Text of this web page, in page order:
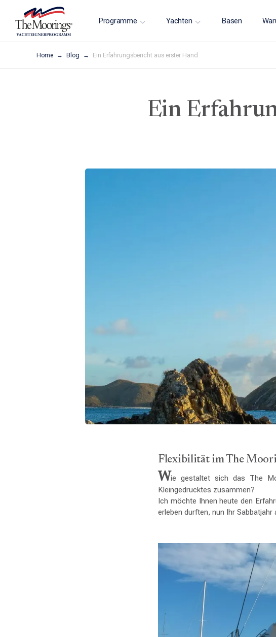
Programme Yachten Basen
Home Blog Ein Erfahrungsbericht aus erster Hand
Ein
Flexibilität im The
Wie gestaltet sich das The
Kleingedrucktes zusammen?
Ich möchte Ihnen heute den
erleben durften, nun Ihr